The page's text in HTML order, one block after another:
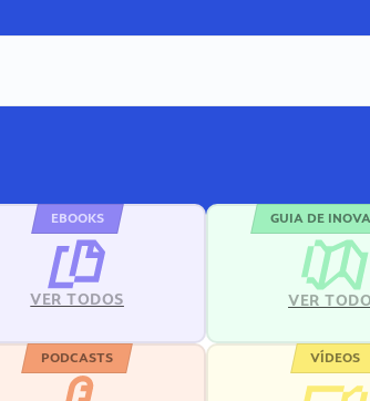
EBOOKS
VER TODOS
GUIA DE
VER
PODCASTS VÍDEOS